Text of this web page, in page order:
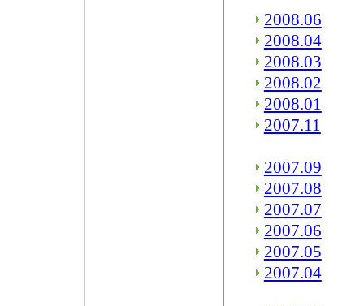
2008.06
2008.04
2008.03
2008.02
2008.01
2007.11
2007.09
2007.08
2007.07
2007.06
2007.05
2007.04